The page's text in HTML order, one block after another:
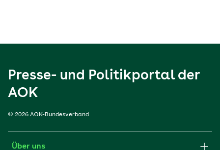
Presse- und Politikportal der
AOK
© 2026 AOK-Bundesverband
Über uns